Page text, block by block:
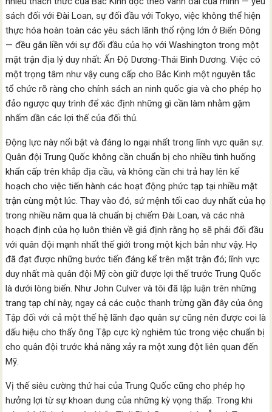
sách đối với Đài Loan, sự đối đầu với Tokyo, việc không thể hiện
thực hóa hoàn toàn các yêu sách lãnh thổ rộng lớn ở Biển Đông
— đều gắn liền với sự đối đầu của họ với Washington trong một
mặt trận địa lý duy nhất: Ấn Độ Dương-Thái Bình Dương. Việc có
một trọng tâm như vậy cung cấp cho Bắc Kinh một nguyên tắc
tổ chức rõ ràng cho chính sách an ninh quốc gia và cho phép họ
đảo ngược quy trình để xác định những gì cần làm nhằm gặm
nhấm dần các lợi thế của đối thủ.
Động lực này nổi bật và đáng lo ngại nhất trong lĩnh vực quân sự.
Quân đội Trung Quốc không cần chuẩn bị cho nhiều tình huống
khẩn cấp trên khắp địa cầu, và không cần chi trả hay lên kế
hoạch cho việc tiến hành các hoạt động phức tạp tại nhiều mặt
trận cùng một lúc. Thay vào đó, sứ mệnh tối cao duy nhất của họ
trong nhiều năm qua là chuẩn bị chiếm Đài Loan, và các nhà
hoạch định của họ luôn thiên về giả định rằng họ sẽ phải đối đầu
với quân đội mạnh nhất thế giới trong một kịch bản như vậy. Họ
đã đạt được những bước tiến đáng kể trên mặt trận đó; lĩnh vực
duy nhất mà quân đội Mỹ còn giữ được lợi thế trước Trung Quốc
là dưới lòng biển. Như John Culver và tôi đã lập luận trên những
trang tạp chí này, ngay cả các cuộc thanh trừng gần đây của ông
Tập đối với cả một thế hệ lãnh đạo quân sự cũng nên được coi là
dấu hiệu cho thấy ông Tập cực kỳ nghiêm túc trong việc chuẩn bị
cho quân đội trước khả năng xảy ra một xung đột liên quan đến
Mỹ.
Vị thế siêu cường thứ hai của Trung Quốc cũng cho phép họ
hưởng lợi từ sự khoan dung của những kỳ vọng thấp. Trong khi